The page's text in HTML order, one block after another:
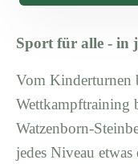
Sport für alle - in
Vom Kinderturnen
Wettkampftraining
Watzenborn-
jedes Niveau